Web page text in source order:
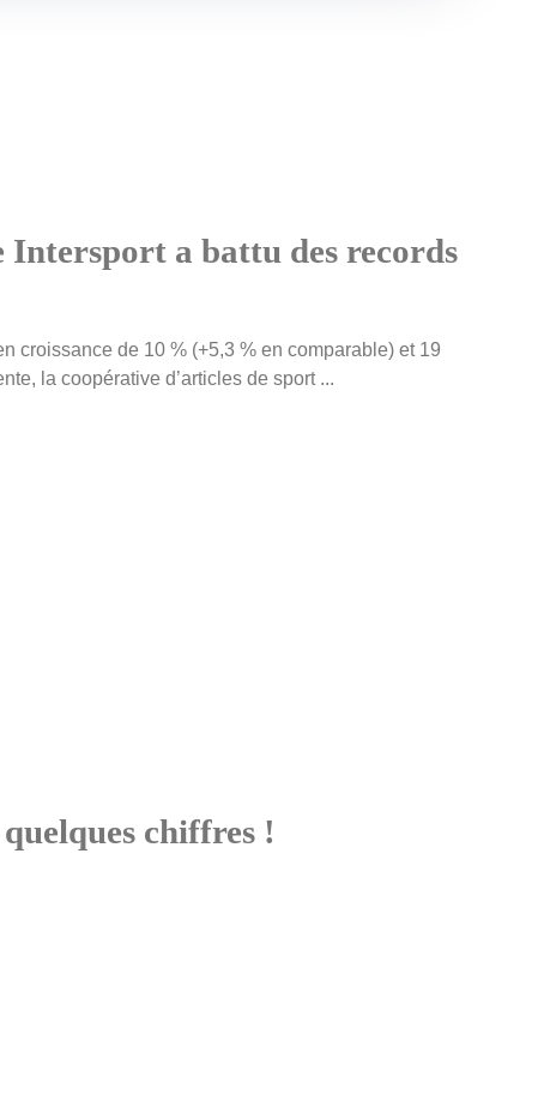
Intersport a battu des records
croissance de 10 % (+5,3 % en comparable) et 19
la coopérative d’articles de sport ...
chiffres !